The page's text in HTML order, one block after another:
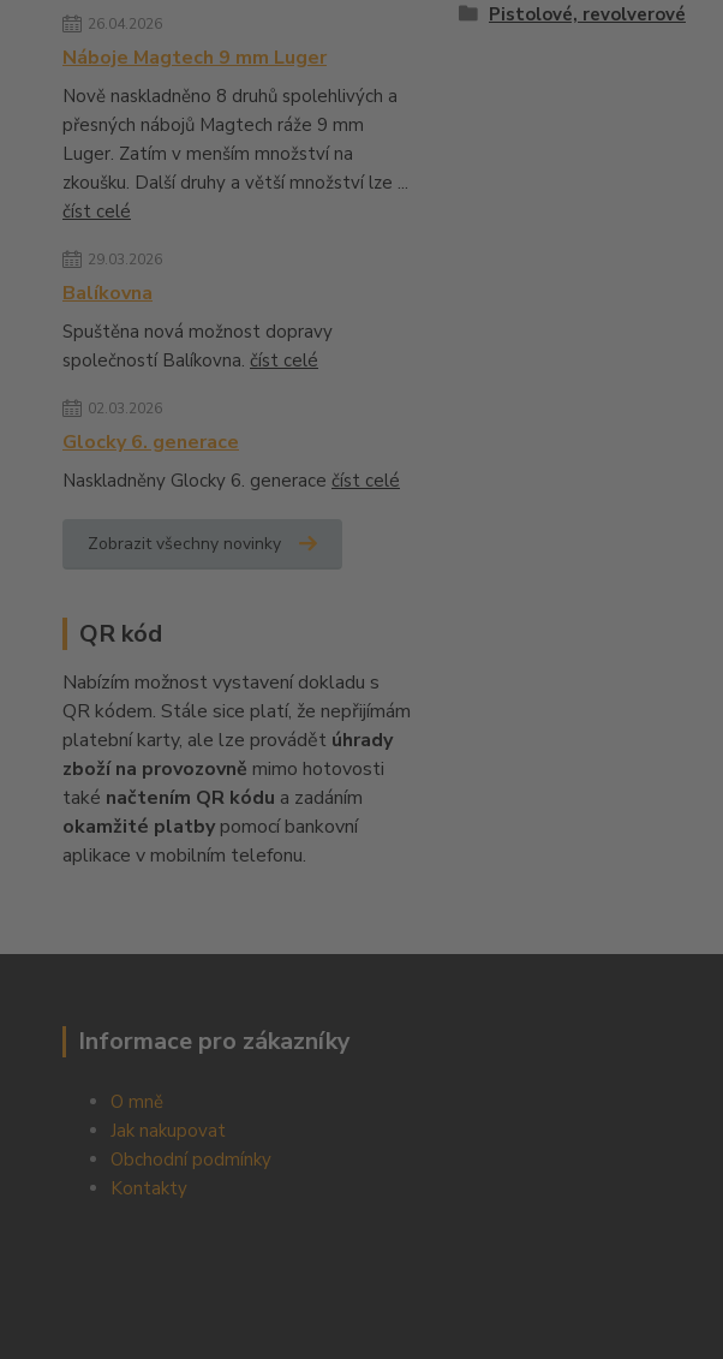
26.04.2026
Náboje Magtech 9 mm Luger
Nově naskladněno 8 druhů spolehlivých a
přesných nábojů Magtech ráže 9 mm
Luger. Zatím v menším množství na
zkoušku. Další druhy a větší množství lze ...
číst celé
29.03.2026
Balíkovna
Spuštěna nová možnost dopravy
společností Balíkovna. číst celé
02.03.2026
Glocky 6. generace
Naskladněny Glocky 6. generace číst celé
Zobrazit všechny novinky
QR kód
Nabízím možnost vystavení dokladu s
QR kódem. Stále sice platí, že nepřijímám
platební karty, ale lze provádět úhrady
zboží na provozovně mimo hotovosti
také načtením QR kódu a zadáním
okamžité platby pomocí bankovní
aplikace v mobilním telefonu.
Pistolové, revolverové
Informace pro zákazníky
O mně
Jak nakupovat
Obchodní podmínky
Kontakty